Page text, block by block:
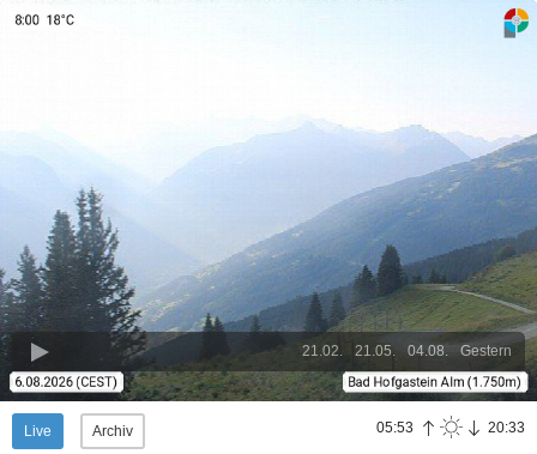
Gestern
04.08.
21.05.
21.02.
Live Archiv 05:53 20:33